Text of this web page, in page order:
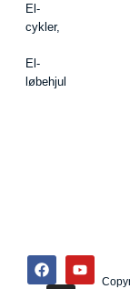
El-
cykler,
El-
løbehjul